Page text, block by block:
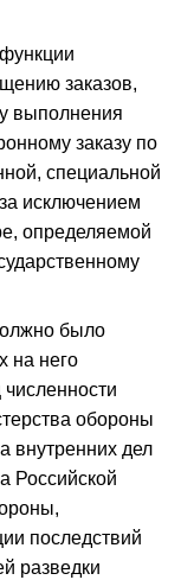
заказов,
выполнения
заказу по
специальной
исключением
определяемой
было
на него
обороны
внутренних дел
Российской
последствий
разведки